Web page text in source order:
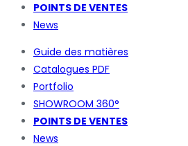
POINTS DE VENTES
News
Guide des matières
Catalogues PDF
Portfolio
SHOWROOM 360°
POINTS DE VENTES
News